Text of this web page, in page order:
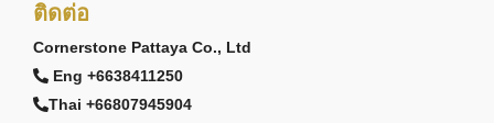
ติดต่อ
Cornerstone Pattaya Co., Ltd
Eng +6638411250
Thai +66807945904